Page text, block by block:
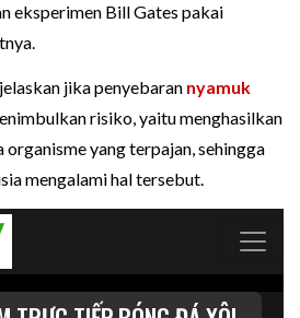
eksperimen Bill Gates pakai
jika penyebaran nyamuk
risiko, yaitu menghasilkan
yang terpajan, sehingga
mengalami hal tersebut.